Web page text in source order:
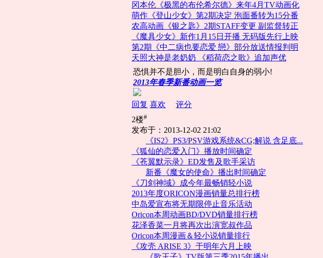
冈本伦《极黑的布伦希尔德》来年4月TV动画化
萌作《登山少女》第2期决定 泡面番转为15分番
农高动画《银之匙》2期STAFF变更 副监督转正
《魔具少女》新作1月15日开播 无码版先行上映
第2期《中二病也要恋爱 戀》部分放送情报判明
天照大神是老奶奶 《稻荷恋之歌》追加声优
恐惧并不是胆小，而是明白自身的弱小!
2013年春季新番动画一览
回复 喜欢 评分
2楼#
发布于：2013-12-02 21:02
《IS2》PS3/PSV游戏系统&CG;解说 含足底...
《狐仙的恋爱入门》播放时间确定
《苍翼默示录》ED发售及歌手采访
新番《魔女的使命》播出时间确定
《刀剑神域》成今年最畅销轻小说
2013年度ORICON漫画销量总排行榜
中岛爱宣布将无期限停止音乐活动
Oricon本周动画BD/DVD销量排行榜
花泽香菜一月将再次出演宽叔作品
Oricon本周漫画＆轻小说销量排行
《攻壳 ARISE 3》于明年六月上映